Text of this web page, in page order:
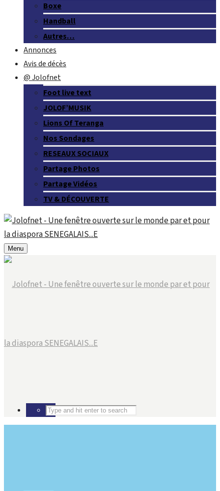
Boxe
Handball
Autres…
Annonces
Avis de décès
@ Jolofnet
Foot live text
JOLOF’MUSIK
Lions Of Teranga
Nos Sondages
RESEAUX SOCIAUX
Partage Photos
Partage Vidéos
TV & DÉCOUVERTE
Menu